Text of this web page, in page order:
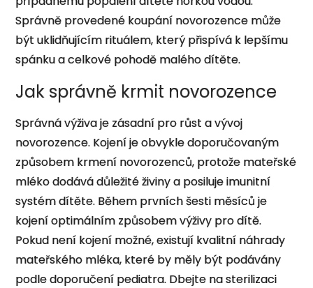
Správně provedené koupání novorozence může
být uklidňujícím rituálem, který přispívá k lepšímu
spánku a celkové pohodě malého dítěte.
Jak správně krmit novorozence
Správná výživa je zásadní pro růst a vývoj
novorozence. Kojení je obvykle doporučovaným
způsobem krmení novorozenců, protože mateřské
mléko dodává důležité živiny a posiluje imunitní
systém dítěte. Během prvních šesti měsíců je
kojení optimálním způsobem výživy pro dítě.
Pokud není kojení možné, existují kvalitní náhrady
mateřského mléka, které by měly být podávány
podle doporučení pediatra. Dbejte na sterilizaci